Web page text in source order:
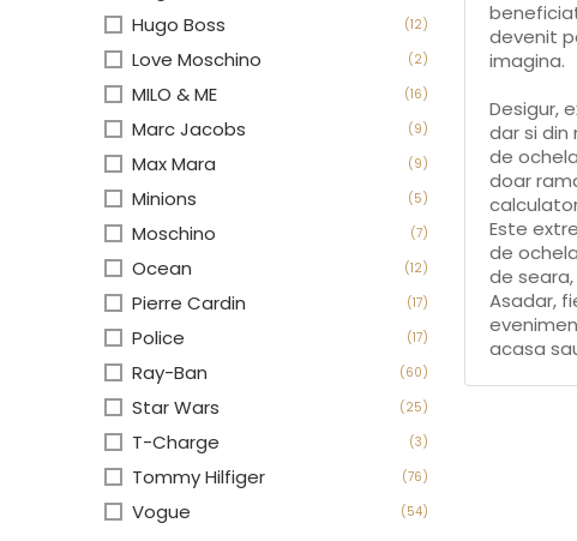
Hugo Boss (12)
Love Moschino (2)
MILO & ME (16)
Marc Jacobs (9)
Max Mara (9)
Minions (5)
Moschino (7)
Ocean (12)
Pierre Cardin (17)
Police (17)
Ray-Ban (60)
Star Wars (25)
T-Charge (3)
Tommy Hilfiger (76)
Vogue (54)
devenit
imagina.
Desigur,
dar si
de
doar
Este
de
de
Asadar,
acasa